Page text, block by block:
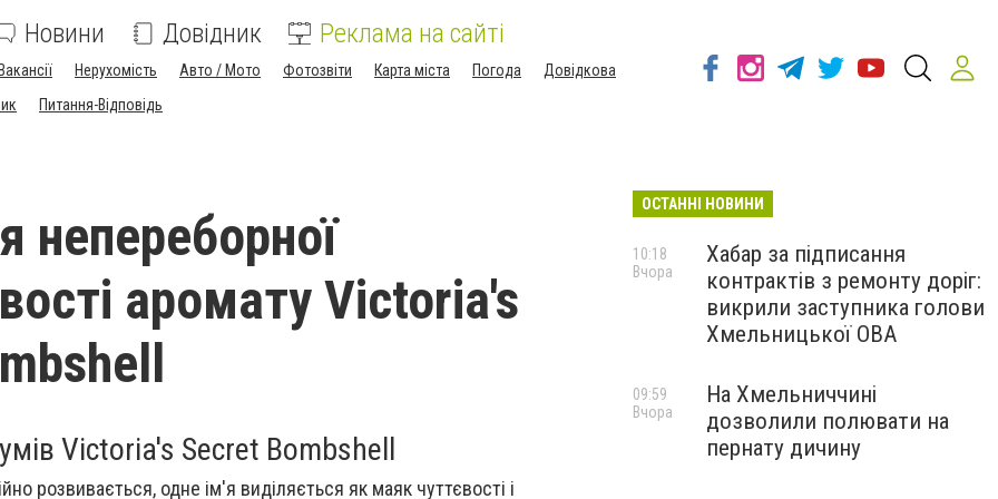
Новини Довідник Реклама на сайті
Нерухомість Авто / Мото Фотозвіти Карта міста Погода
Довідкова
Питання-Відповідь
непереборної
аромату Victoria's
Victoria's Secret Bombshell
розвивається, одне ім'я виділяється як маяк чуттєвості і
ОСТАННІ НОВИНИ
Хабар за підписання
контрактів з ремонту доріг:
викрили заступника голови
Хмельницької ОВА
10:18
Вчора
На Хмельниччині
дозволили полювати на
пернату дичину
09:59
Вчора